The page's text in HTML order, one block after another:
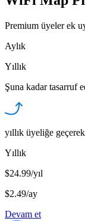
Premium üyeler ek
Aylık
Yıllık
Şuna kadar tasarruf
yıllık üyeliğe geçerek
Yıllık
$24.99/yıl
$2.49/ay
Devam et